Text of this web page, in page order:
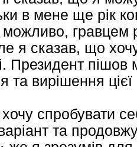
в мене ще рік
гравцем
я сказав, що
Президент пішов
та вирішення цієї
хочу спробувати
та